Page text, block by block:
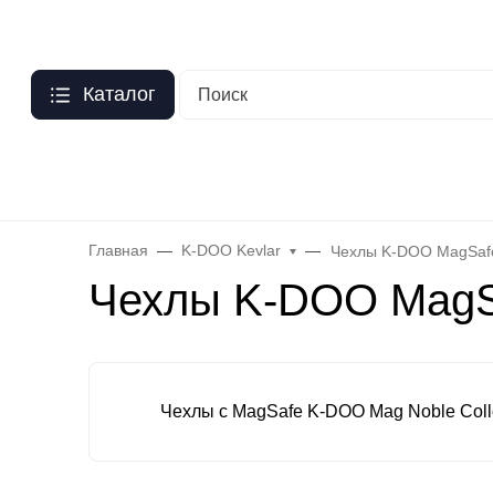
Каталог
Главная K-DOO Kevlar Чехлы K-DOO
Чехлы K-DOO
Чехлы с MagSafe K-DOO Mag Noble